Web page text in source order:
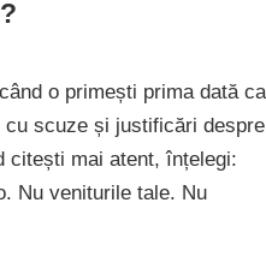
o primești prima dată ca
scuze și justificări despre
citești mai atent, înțelegi:
Nu veniturile tale. Nu